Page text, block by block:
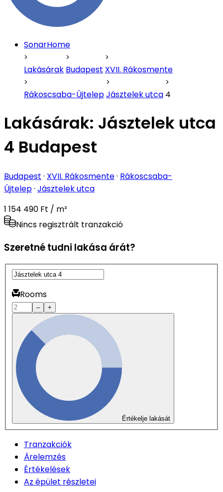
SonarHome
Lakásárak Budapest XVII. Rákosmente
Rákoscsaba-ÚjtelepJásztelek utca 4
Lakásárak: Jásztelek utca
4 Budapest
Budapest · XVII. Rákosmente· Rákoscsaba-
Újtelep· Jásztelek utca
1 154 490 Ft / m²
Nincs regisztrált tranzakció
Szeretné tudni lakása árát?
Rooms
– +
Értékelje lakását
Tranzakciók
Árelemzés
Értékelések
Az épület részletei